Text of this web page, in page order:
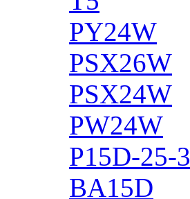
PY24W
PSX26W
PSX24W
PW24W
P15D-25-3
BA15D